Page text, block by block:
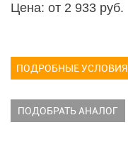
Цена: от 2 933 руб.
ПОДРОБНЫЕ УСЛОВИЯ
ПОДОБРАТЬ АНАЛОГ